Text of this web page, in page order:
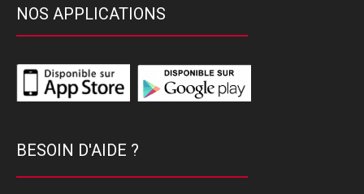
NOS APPLICATIONS
BESOIN D'AIDE ?